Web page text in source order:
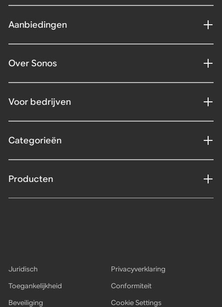
Aanbiedingen
Over Sonos
Voor bedrijven
Categorieën
Producten
Juridisch
Privacyverklaring
Toegankelijkheid
Conformiteit
Beveiliging
Cookie Settings